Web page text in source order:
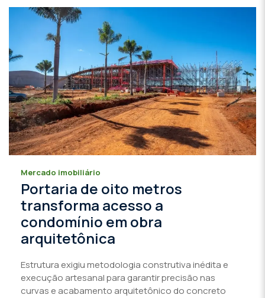
Mercado imobiliário
Portaria de oito metros
transforma acesso a
condomínio em obra
arquitetônica
Estrutura exigiu metodologia construtiva inédita e
execução artesanal para garantir precisão nas
curvas e acabamento arquitetônico do concreto